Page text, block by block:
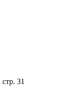
31